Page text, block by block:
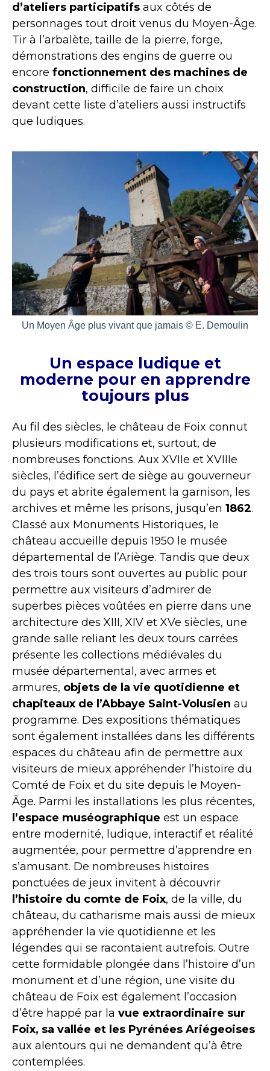
d’ateliers participatifs aux côtés de
personnages tout droit venus du Moyen-Âge.
Tir à l’arbalète, taille de la pierre, forge,
démonstrations des engins de guerre ou
encore fonctionnement des machines de
construction, difficile de faire un choix
devant cette liste d’ateliers aussi instructifs
que ludiques.
Un Moyen Âge plus vivant que jamais © E. Demoulin
Un espace ludique et
moderne pour en apprendre
toujours plus
Au fil des siècles, le château de Foix connut
plusieurs modifications et, surtout, de
nombreuses fonctions. Aux XVIIe et XVIIIe
siècles, l’édifice sert de siège au gouverneur
du pays et abrite également la garnison, les
archives et même les prisons, jusqu’en 1862.
Classé aux Monuments Historiques, le
château accueille depuis 1950 le musée
départemental de l’Ariège. Tandis que deux
des trois tours sont ouvertes au public pour
permettre aux visiteurs d’admirer de
superbes pièces voûtées en pierre dans une
architecture des XIII, XIV et XVe siècles, une
grande salle reliant les deux tours carrées
présente les collections médiévales du
musée départemental, avec armes et
armures, objets de la vie quotidienne et
chapiteaux de l’Abbaye Saint-Volusien au
programme. Des expositions thématiques
sont également installées dans les différents
espaces du château afin de permettre aux
visiteurs de mieux appréhender l’histoire du
Comté de Foix et du site depuis le Moyen-
Âge. Parmi les installations les plus récentes,
l’espace muséographique est un espace
entre modernité, ludique, interactif et réalité
augmentée, pour permettre d’apprendre en
s’amusant. De nombreuses histoires
ponctuées de jeux invitent à découvrir
l’histoire du comte de Foix, de la ville, du
château, du catharisme mais aussi de mieux
appréhender la vie quotidienne et les
légendes qui se racontaient autrefois. Outre
cette formidable plongée dans l’histoire d’un
monument et d’une région, une visite du
château de Foix est également l’occasion
d’être happé par la vue extraordinaire sur
Foix, sa vallée et les Pyrénées Ariégeoises
aux alentours qui ne demandent qu’à être
contemplées.